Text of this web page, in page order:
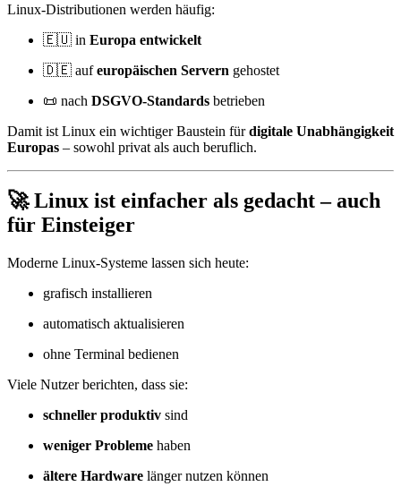
Linux-Distributionen werden häufig:
🇪🇺 in Europa entwickelt
🇩🇪 aufeuropäischen Servern gehostet
📜 nach DSGVO-Standards betrieben
Damit ist Linux ein wichtiger Baustein fürdigitale Unabhängigkeit
Europas – sowohl privat als auch beruflich.
🚀 Linux ist einfacher als gedacht – auch
für Einsteiger
Moderne Linux-Systeme lassen sich heute:
grafisch installieren
automatisch aktualisieren
ohne Terminal bedienen
Viele Nutzer berichten, dass sie:
schneller produktiv sind
weniger Probleme haben
ältere Hardware länger nutzen können